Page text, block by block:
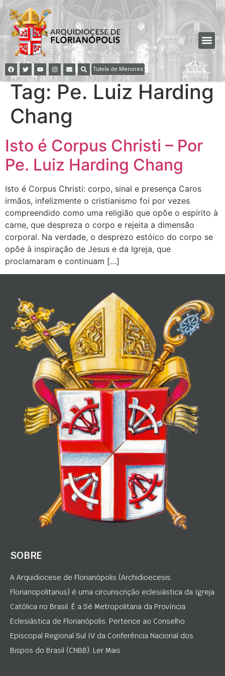
Tutela de Menores
Tag: Pe. Luiz Harding
Chang
Isto é Corpus Christi – Por
Pe. Luiz Harding Chang
Isto é Corpus Christi: corpo, sinal e presença Caros
irmãos, infelizmente o cristianismo foi por vezes
compreendido como uma religião que opõe o espírito à
carne, que despreza o corpo e rejeita a dimensão
corporal. Na verdade, o desprezo estóico do corpo se
opõe à inspiração de Jesus e da Igreja, que
proclamaram e continuam […]
SOBRE
A Arquidiocese de Florianópolis (Archidioecesis
Florianopolitanus) é uma circunscrição eclesiástica da Igreja
Católica no Brasil. É a Sé Metropolitana da Província
Eclesiástica de Florianópolis. Pertence ao Conselho
Episcopal Regional Sul IV da Conferência Nacional dos
Bispos do Brasil (CNBB). Ler Mais